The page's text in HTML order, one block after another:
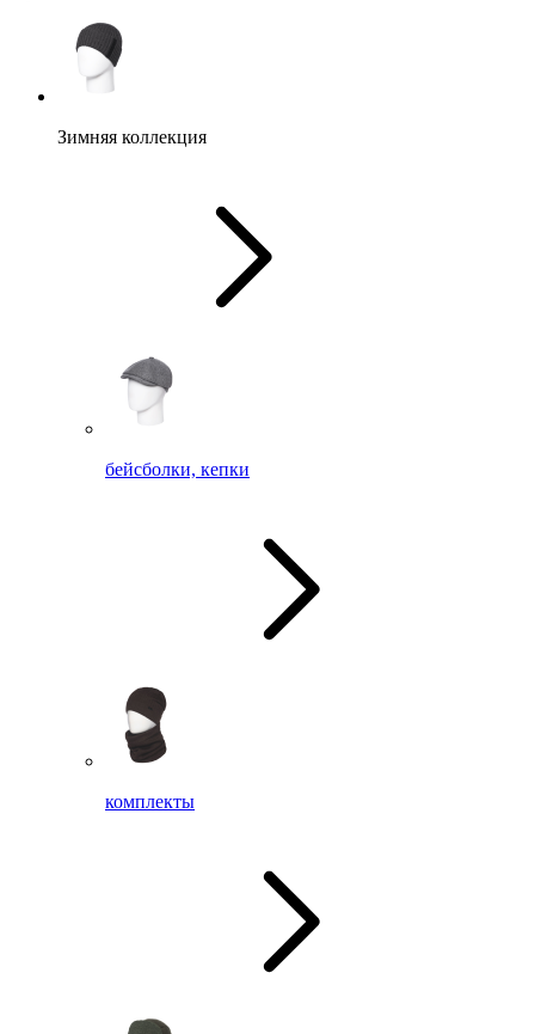
Зимняя коллекция
бейсболки, кепки
комплекты